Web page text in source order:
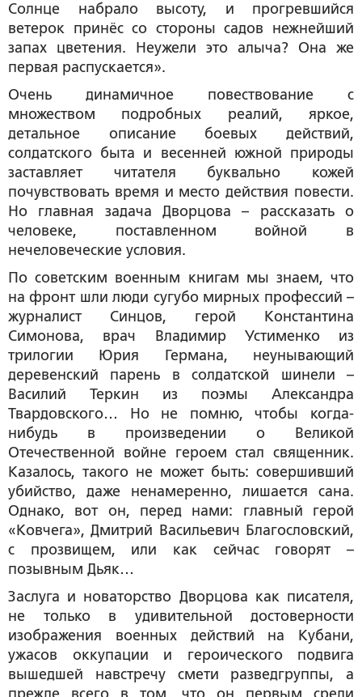
Солнце набрало высоту, и прогревшийся
ветерок принёс со стороны садов нежнейший
запах цветения. Неужели это алыча? Она же
первая распускается».
Очень динамичное повествование с
множеством подробных реалий, яркое,
детальное описание боевых действий,
солдатского быта и весенней южной природы
заставляет читателя буквально кожей
почувствовать время и место действия повести.
Но главная задача Дворцова – рассказать о
человеке, поставленном войной в
нечеловеческие условия.
По советским военным книгам мы знаем, что
на фронт шли люди сугубо мирных профессий –
журналист Синцов, герой Константина
Симонова, врач Владимир Устименко из
трилогии Юрия Германа, неунывающий
деревенский парень в солдатской шинели –
Василий Теркин из поэмы Александра
Твардовского… Но не помню, чтобы когда-
нибудь в произведении о Великой
Отечественной войне героем стал священник.
Казалось, такого не может быть: совершивший
убийство, даже ненамеренно, лишается сана.
Однако, вот он, перед нами: главный герой
«Ковчега», Дмитрий Васильевич Благословский,
с прозвищем, или как сейчас говорят –
позывным Дьяк…
Заслуга и новаторство Дворцова как писателя,
не только в удивительной достоверности
изображения военных действий на Кубани,
ужасов оккупации и героического подвига
вышедшей навстречу смети разведгруппы, а